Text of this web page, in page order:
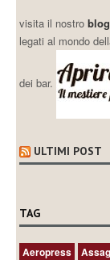
visita il nostro
legati al mondo
dei bar.
ULTIMI POST
TAG
Aeropress